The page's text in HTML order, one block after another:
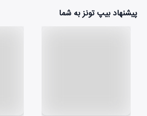
پیشنهاد بیپ تونز به شما